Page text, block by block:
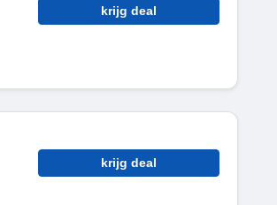
krijg deal
krijg deal